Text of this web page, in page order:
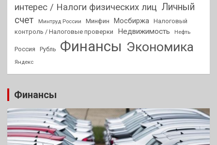
интерес / Налоги физических лиц Личный
счет
Минтруд России Минфин Мосбиржа Налоговый
контроль / Налоговые проверки
Недвижимость Нефть
Россия Рубль Финансы Экономика
Яндекс
Финансы